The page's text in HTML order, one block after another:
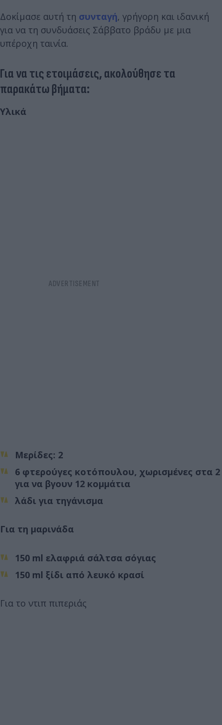
Δοκίμασε αυτή τη συνταγή, γρήγορη και ιδανική
για να τη συνδυάσεις Σάββατο βράδυ με μια
υπέροχη ταινία.
Για να τις ετοιμάσεις, ακολούθησε τα
παρακάτω βήματα:
Υλικά
Μερίδες: 2
6 φτερούγες κοτόπουλου, χωρισμένες στα 2
για να βγουν 12 κομμάτια
λάδι για τηγάνισμα
Για τη μαρινάδα
150 ml ελαφριά σάλτσα σόγιας
150 ml ξίδι από λευκό κρασί
Για το ντιπ πιπεριάς